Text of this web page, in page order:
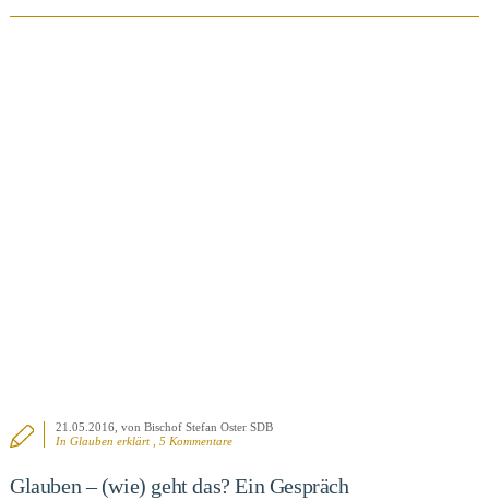
21.05.2016 , von Bischof Stefan Oster SDB
InGlauben erklärt, 5 Kommentare
Glauben – (wie) geht das? Ein Gespräch